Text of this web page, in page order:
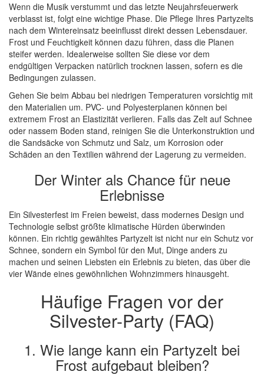
Wenn die Musik verstummt und das letzte Neujahrsfeuerwerk
verblasst ist, folgt eine wichtige Phase. Die Pflege Ihres Partyzelts
nach dem Wintereinsatz beeinflusst direkt dessen Lebensdauer.
Frost und Feuchtigkeit können dazu führen, dass die Planen
steifer werden. Idealerweise sollten Sie diese vor dem
endgültigen Verpacken natürlich trocknen lassen, sofern es die
Bedingungen zulassen.
Gehen Sie beim Abbau bei niedrigen Temperaturen vorsichtig mit
den Materialien um. PVC- und Polyesterplanen können bei
extremem Frost an Elastizität verlieren. Falls das Zelt auf Schnee
oder nassem Boden stand, reinigen Sie die Unterkonstruktion und
die Sandsäcke von Schmutz und Salz, um Korrosion oder
Schäden an den Textilien während der Lagerung zu vermeiden.
Der Winter als Chance für neue
Erlebnisse
Ein Silvesterfest im Freien beweist, dass modernes Design und
Technologie selbst größte klimatische Hürden überwinden
können. Ein richtig gewähltes Partyzelt ist nicht nur ein Schutz vor
Schnee, sondern ein Symbol für den Mut, Dinge anders zu
machen und seinen Liebsten ein Erlebnis zu bieten, das über die
vier Wände eines gewöhnlichen Wohnzimmers hinausgeht.
Häufige Fragen vor der
Silvester-Party (FAQ)
1. Wie lange kann ein Partyzelt bei
Frost aufgebaut bleiben?